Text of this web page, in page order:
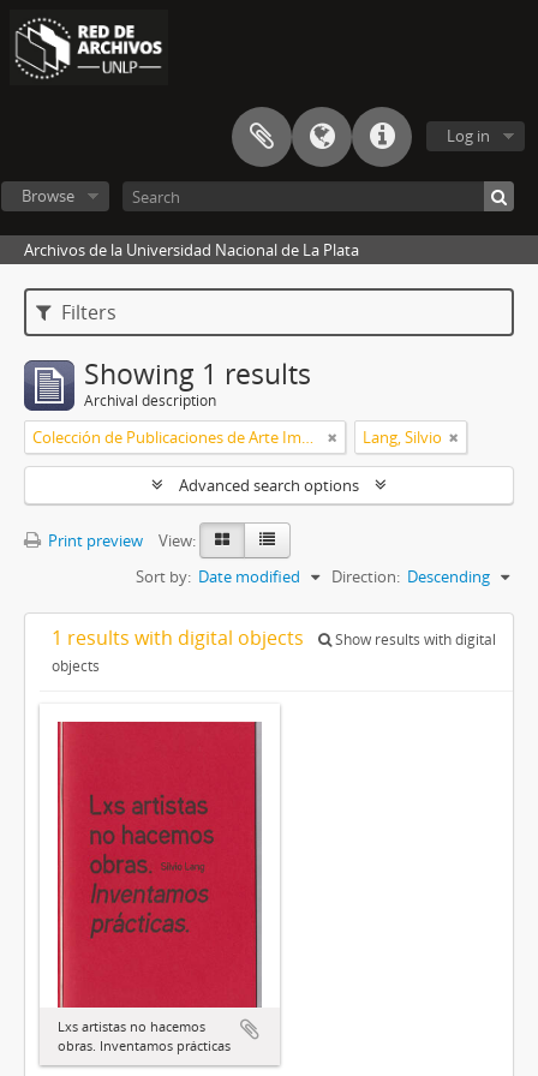
Log in
Browse
Archivos de la Universidad Nacional de La Plata
Filters
Showing 1 results
Archival description
Colección de Publicaciones de Arte Impreso Lang, Silvio
Advanced search options
Print preview
View:
Sort by: Date modified Direction: Descending
1 results with digital objects
Show results with digital
objects
Lxs artistas no hacemos
obras. Inventamos prácticas